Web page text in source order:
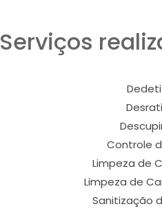
Serviços
Controle
Limpeza de
Limpeza de
Sanitização